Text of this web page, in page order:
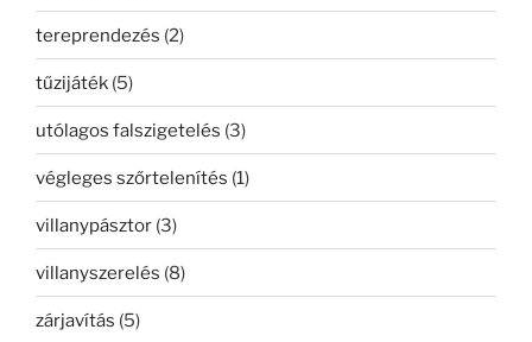
tereprendezés (2)
tűzijáték (5)
utólagos falszigetelés (3)
végleges szőrtelenítés (1)
villanypásztor (3)
villanyszerelés (8)
zárjavítás (5)